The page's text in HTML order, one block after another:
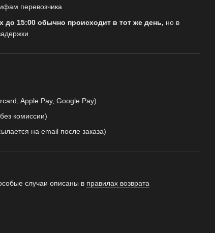
перевозчика
до 15:00 обычно происходит в тот же день, но в
Apple Pay, Google Pay)
комиссии)
на email после заказа)
случаи описаны в правилах возврата